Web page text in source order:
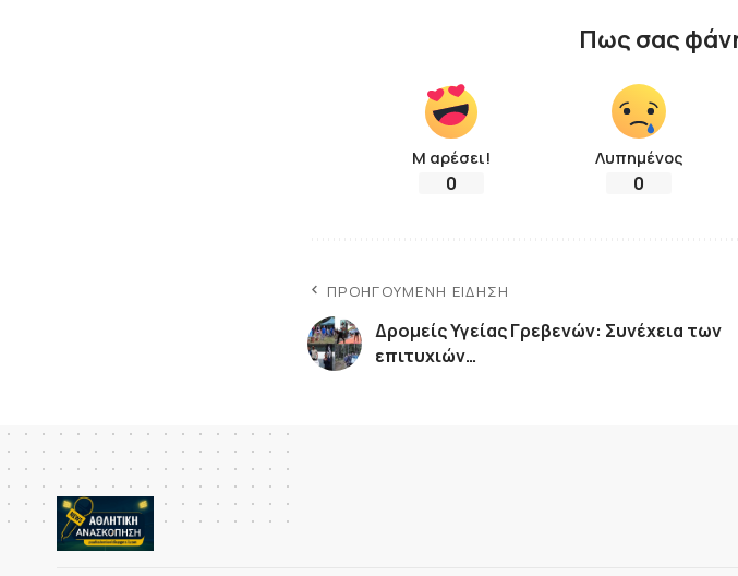
Πως σας
Μ αρέσει!
0
Λυπημένος
0
ΠΡΟΗΓΟΎΜΕΝΗ ΕΊΔΗΣΗ
Δρομείς Υγείας Γρεβενών: Συνέχεια των
επιτυχιών…